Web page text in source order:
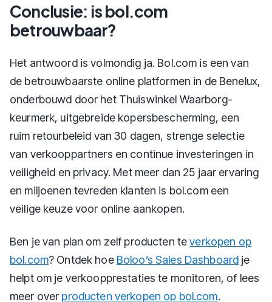
Conclusie: is bol.com
betrouwbaar?
Het antwoord is volmondig ja. Bol.com is een van
de betrouwbaarste online platformen in de Benelux,
onderbouwd door het Thuiswinkel Waarborg-
keurmerk, uitgebreide kopersbescherming, een
ruim retourbeleid van 30 dagen, strenge selectie
van verkooppartners en continue investeringen in
veiligheid en privacy. Met meer dan 25 jaar ervaring
en miljoenen tevreden klanten is bol.com een
veilige keuze voor online aankopen.
Ben je van plan om zelf producten teverkopen op
bol.com? Ontdek hoe Boloo’s Sales Dashboard je
helpt om je verkoopprestaties te monitoren, of lees
meer over producten verkopen op bol.com.